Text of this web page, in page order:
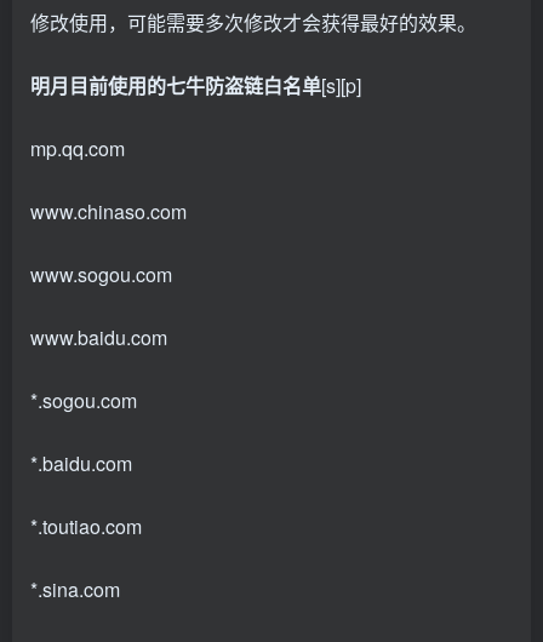
修改使用，可能需要多次修改才会获得最好的效果。
明月目前使用的七牛防盗链白名单[s][p]
mp.qq.com
www.chinaso.com
www.sogou.com
www.baidu.com
*.sogou.com
*.baidu.com
*.toutiao.com
*.sina.com